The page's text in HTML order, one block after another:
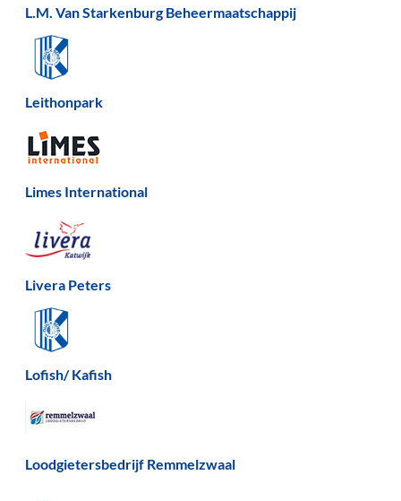
L.M. Van Starkenburg Beheermaatschappij
Leithonpark
Limes International
Livera Peters
Lofish/ Kafish
Loodgietersbedrijf Remmelzwaal